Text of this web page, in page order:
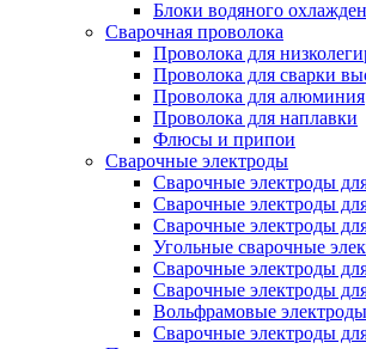
Блоки водяного
Сварочная проволока
Проволока для
Проволока для сварки
Проволока для алюминия
Проволока для наплавки
Флюсы и припои
Сварочные электроды
Сварочные электроды
Сварочные электроды
Сварочные электроды
Угольные сварочные
Сварочные электроды
Сварочные электроды
Вольфрамовые электроды
Сварочные электроды